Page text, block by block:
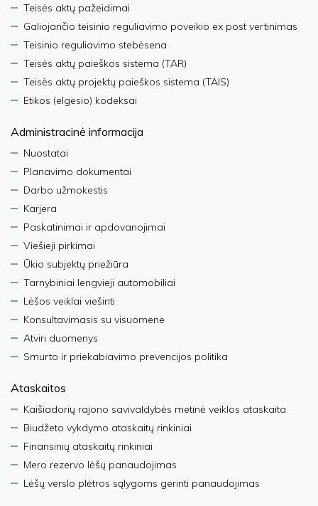
Teisės aktų pažeidimai
Galiojančio teisinio reguliavimo poveikio ex post vertinimas
Teisinio reguliavimo stebėsena
Teisės aktų paieškos sistema (TAR)
Teisės aktų projektų paieškos sistema (TAIS)
Etikos (elgesio) kodeksai
Administracinė informacija
Nuostatai
Planavimo dokumentai
Darbo užmokestis
Karjera
Paskatinimai ir apdovanojimai
Viešieji pirkimai
Ūkio subjektų priežiūra
Tarnybiniai lengvieji automobiliai
Lėšos veiklai viešinti
Konsultavimasis su visuomene
Atviri duomenys
Smurto ir priekabiavimo prevencijos politika
Ataskaitos
Kaišiadorių rajono savivaldybės metinė veiklos ataskaita
Biudžeto vykdymo ataskaitų rinkiniai
Finansinių ataskaitų rinkiniai
Mero rezervo lėšų panaudojimas
Lėšų verslo plėtros sąlygoms gerinti panaudojimas